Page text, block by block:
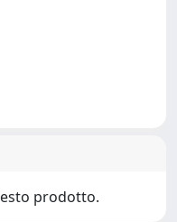
prodotto.